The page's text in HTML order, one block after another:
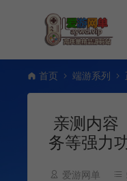
首页 端游系列
亲测内容
务等强力
爱游网单